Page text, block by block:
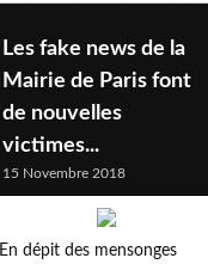
Les fake news de la
Mairie de Paris font
de nouvelles
victimes...
15 Novembre 2018
En dépit des mensonges